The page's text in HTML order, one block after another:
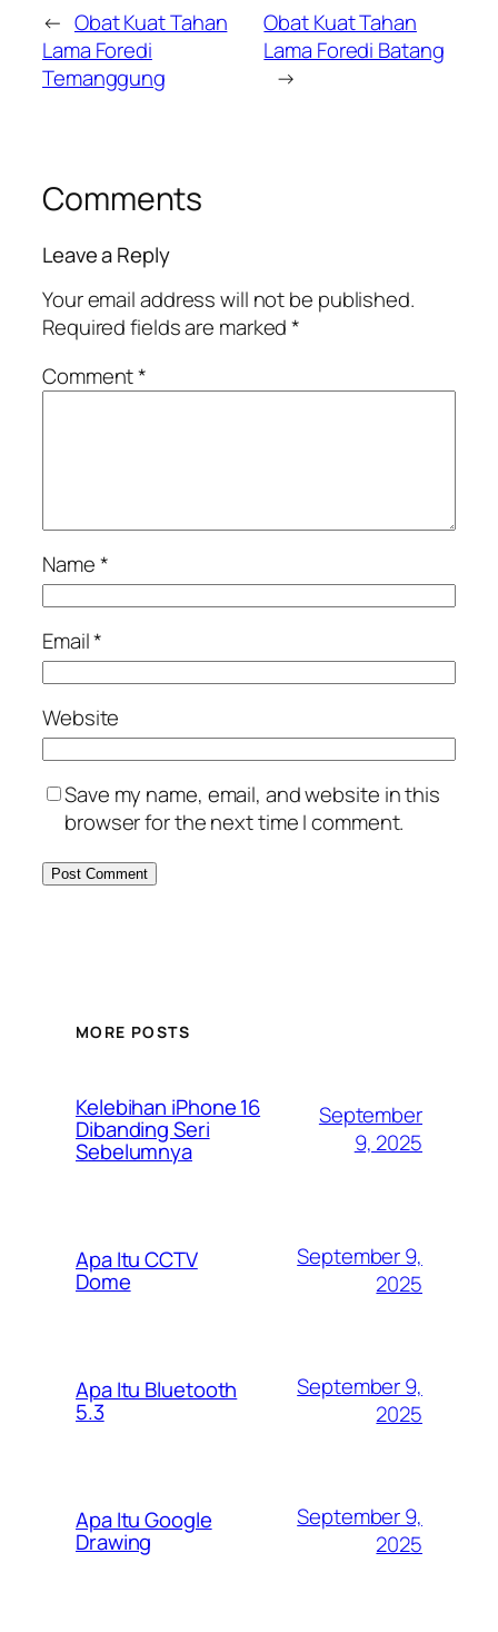
← Obat Kuat Tahan
Lama Foredi
Temanggung
Obat Kuat Tahan
Lama Foredi Batang
→
Comments
Leave a Reply
Your email address will not be published.
Required fields are marked*
Comment*
Name*
Email*
Website
Save my name, email, and website in this
browser for the next time I comment.
MORE POSTS
Kelebihan iPhone 16
Dibanding Seri
Sebelumnya
September
9, 2025
Apa Itu CCTV
Dome
September 9,
2025
Apa Itu Bluetooth
5.3
September 9,
2025
Apa Itu Google
Drawing
September 9,
2025